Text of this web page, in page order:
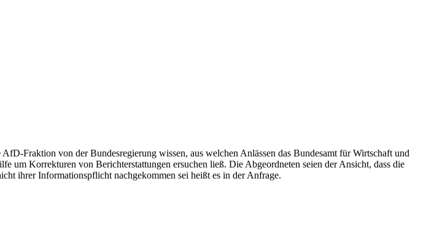
Fraktion von der Bundesregierung wissen, aus welchen Anlässen das Bundesamt für Wirtschaft und
Korrekturen von Berichterstattungen ersuchen ließ. Die Abgeordneten seien der Ansicht, dass die
ihrer Informationspflicht nachgekommen sei heißt es in der Anfrage.